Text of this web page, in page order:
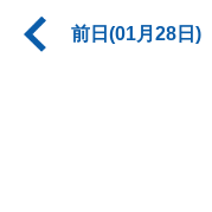
前日(01月28日)